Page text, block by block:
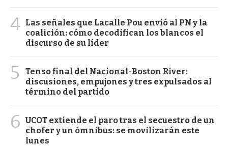
4 Las señales que Lacalle Pou envió al PN y la
coalición: cómo decodifican los blancos el
discurso de su líder
5
Tenso final del Nacional-Boston River:
discusiones, empujones y tres expulsados al
término del partido
6 UCOT extiende el paro tras el secuestro de un
chofer y un ómnibus: se movilizarán este
lunes